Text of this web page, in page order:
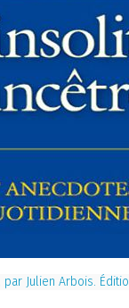
par Julien Arbois.